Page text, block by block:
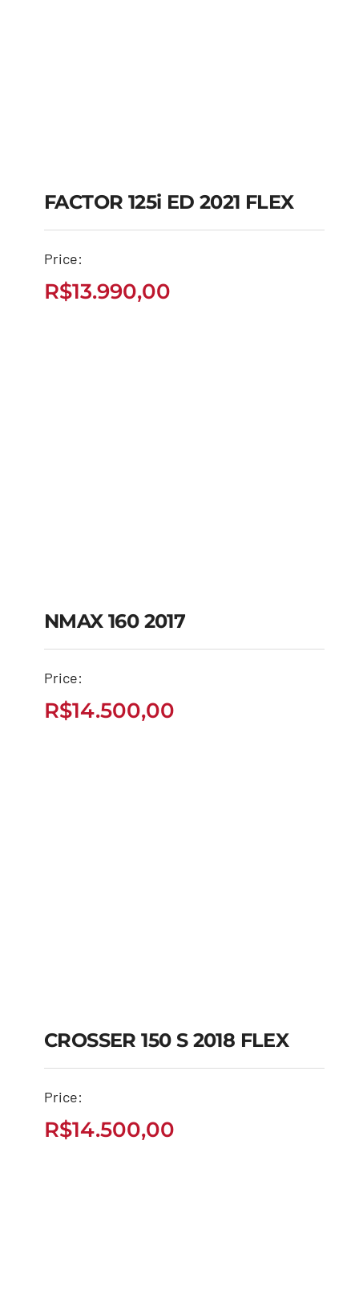
FACTOR 125i ED 2021
FLEX
FACTOR 125i ED 2021 FLEX
Price:
R$13.990,00
R$14.500,00
NMAX 160 2017
Price:
R$14.500,00
CROSSER 150 S 2018
FLEX
CROSSER 150 S 2018 FLEX
Price:
R$14.500,00